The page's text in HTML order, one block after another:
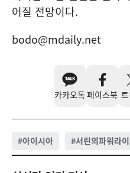
어질 전망이다.
bodo@mdaily.net
카카오톡 페이스북
#아이시아 #서린의파워라